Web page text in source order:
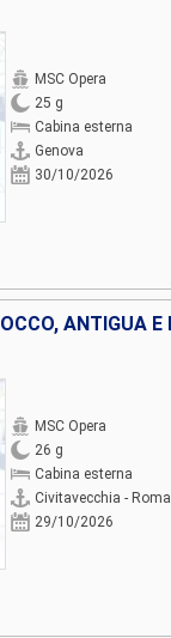
MSC Opera
25 g
Cabina esterna
Genova
30/10/2026
MSC Opera
26 g
Cabina esterna
Civitavecchia - Roma
29/10/2026